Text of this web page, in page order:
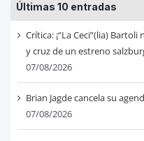
Últimas 10 entradas
Crítica: ¡“La Ceci”(lia) Bartoli
y cruz de un estreno
07/08/2026
Brian Jagde cancela su
07/08/2026